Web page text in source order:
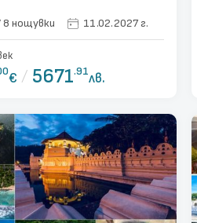
22.10.2026 -
10 дни / 8 нощувки 11.02.2027 г.
€ / 5671.91лв.